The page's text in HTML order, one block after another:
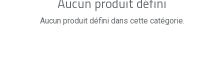
Aucun produit défini dans cette catégorie.